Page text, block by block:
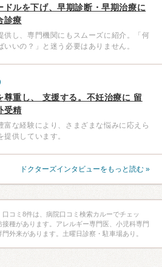
ドルを下げ、早期診断・早期治療に
診療
供し、専門機関にもスムーズに紹介。「何
いいの？」と迷う必要はありません。
尊重し、 支援する。不妊治療に 留
受精
富な経験により、さまざまな悩みに応えら
提供しています。
ドクターズインタビューをもっと読む »
コミ8件は、病院口コミ検索カルーでチェッ
種があります。アレルギー専門医、小児科専門
外来があります。土曜日診察・駐車場あり。